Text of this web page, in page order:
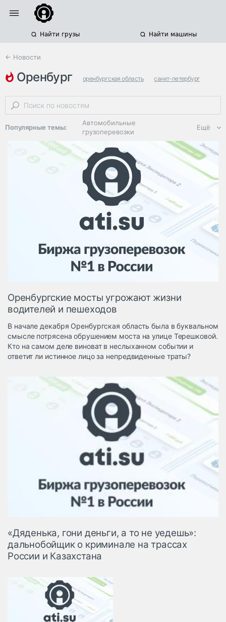
Найти грузы Найти машины
← Новости
оренбург оренбургская область санкт-петербург
казахстан
Популярные темы:
Автомобильные
грузоперевозки
Региональная
логистика
ЭДО, ИТ в
логистике
Дороги,
инфраструктура
Логистика, грузы
Негабаритные и
опасные грузы
Безопасность и
Таможня и ВЭД
грузовые
терминалы
Коммерческий
транспорт
Автосервис,
запчасти, шины
Топливо, масла и
автохимия
Дзен
Ещё
Оренбургские мосты угрожают жизни
водителей и пешеходов
В начале декабря Оренбургская область была в буквальном
смысле потрясена обрушением моста на улице Терешковой.
Кто на самом деле виноват в неслыханном событии и
ответит ли истинное лицо за непредвиденные траты?
«Дяденька, гони деньги, а то не уедешь»:
дальнобойщик о криминале на трассах
России и Казахстана